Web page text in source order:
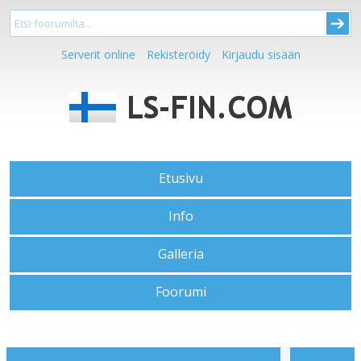
Serverit online Rekisteröidy Kirjaudu sisään
Etusivu
Info
Galleria
Foorumi